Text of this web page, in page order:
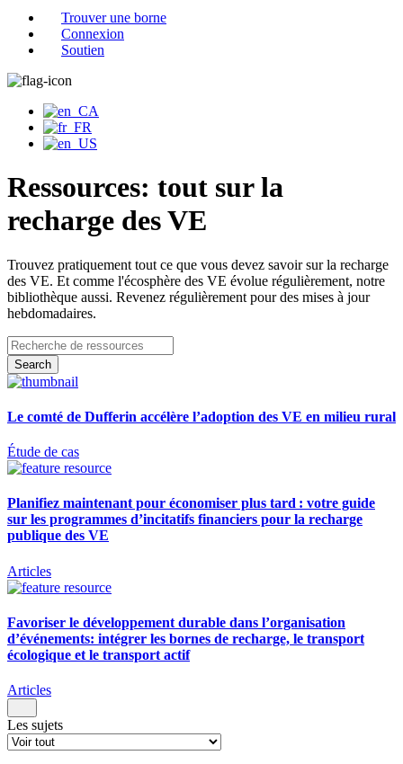
Trouver une borne
Connexion
Soutien
Ressources: tout sur la
recharge des VE
Trouvez pratiquement tout ce que vous devez savoir sur la recharge
des VE. Et comme l'écosphère des VE évolue régulièrement, notre
bibliothèque aussi. Revenez régulièrement pour des mises à jour
hebdomadaires.
Le comté de Dufferin accélère l’adoption des VE en milieu rural
Étude de cas
Planifiez maintenant pour économiser plus tard : votre guide
sur les programmes d’incitatifs financiers pour la recharge
publique des VE
Articles
Favoriser le développement durable dans l’organisation
d’événements: intégrer les bornes de recharge, le transport
écologique et le transport actif
Articles
Les sujets